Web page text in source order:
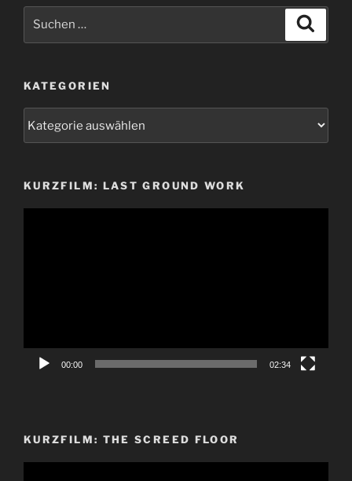
KATEGORIEN
KURZFILM: LAST GROUND WORK
00:00 02:34
KURZFILM: THE SCREED FLOOR